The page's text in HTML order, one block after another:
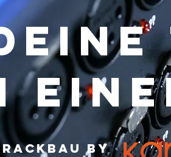
Rackbau by